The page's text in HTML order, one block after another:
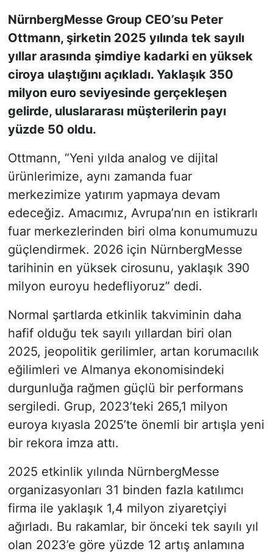
NürnbergMesse Group CEO’su Peter
Ottmann, şirketin 2025 yılında tek sayılı
yıllar arasında şimdiye kadarki en yüksek
ciroya ulaştığını açıkladı. Yaklaşık 350
milyon euro seviyesinde gerçekleşen
gelirde, uluslararası müşterilerin payı
yüzde 50 oldu.
Ottmann, “Yeni yılda analog ve dijital
ürünlerimize, aynı zamanda fuar
merkezimize yatırım yapmaya devam
edeceğiz. Amacımız, Avrupa’nın en istikrarlı
fuar merkezlerinden biri olma konumumuzu
güçlendirmek. 2026 için NürnbergMesse
tarihinin en yüksek cirosunu, yaklaşık 390
milyon euroyu hedefliyoruz” dedi.
Normal şartlarda etkinlik takviminin daha
hafif olduğu tek sayılı yıllardan biri olan
2025, jeopolitik gerilimler, artan korumacılık
eğilimleri ve Almanya ekonomisindeki
durgunluğa rağmen güçlü bir performans
sergiledi. Grup, 2023’teki 265,1 milyon
euroya kıyasla 2025’te önemli bir artışla yeni
bir rekora imza attı.
2025 etkinlik yılında NürnbergMesse
organizasyonları 31 binden fazla katılımcı
firma ile yaklaşık 1,4 milyon ziyaretçiyi
ağırladı. Bu rakamlar, bir önceki tek sayılı yıl
olan 2023’e göre yüzde 12 artış anlamına
KONGRE HABERLERİ
KONGRE TAKVİMİ
RÖPORTAJLAR
BİYOGRAFİLER